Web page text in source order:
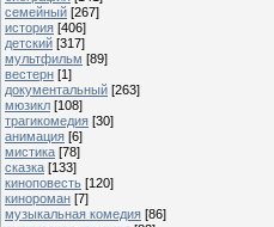
семейный [267]
история [406]
детский [317]
мультфильм [89]
вестерн [1]
документальный [263]
мюзикл [108]
трагикомедия [30]
анимация [6]
мистика [78]
сказка [133]
киноповесть [120]
кинороман [7]
музыкальная комедия [86]